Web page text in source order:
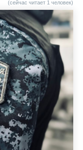
(сейчас читает 1 человек)